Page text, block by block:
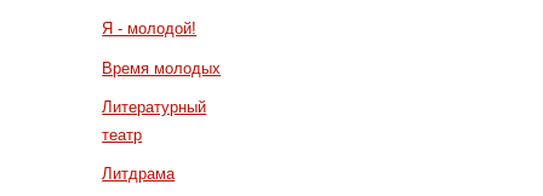
Я - молодой!
Время молодых
Литературный
театр
Литдрама